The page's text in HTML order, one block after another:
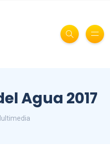
Agua 2017